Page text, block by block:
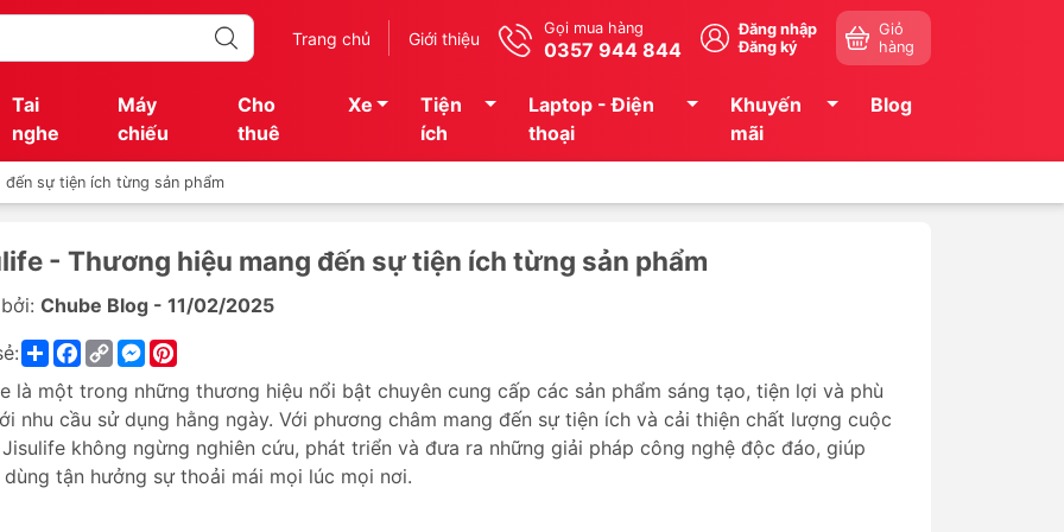
Trang chủ Giới thiệu Gọi mua hàng
0357 944 844
Đăng nhập
Đăng ký
Giỏ
hàng
Tai
nghe
Máy
chiếu
Cho
thuê
Xe
Tiện
ích
Laptop - Điện
thoại
Khuyến
mãi
Blog
sự tiện ích từng sản phẩm
- Thương hiệu mang đến sự tiện ích từng sản phẩm
Chube Blog - 11/02/2025
ShareFacebook
Copy
Link
Messenger
là một trong những thương hiệu nổi bật chuyên cung cấp các sản phẩm sáng tạo, tiện lợi và phù
nhu cầu sử dụng hằng ngày. Với phương châm mang đến sự tiện ích và cải thiện chất lượng cuộc
không ngừng nghiên cứu, phát triển và đưa ra những giải pháp công nghệ độc đáo, giúp
tận hưởng sự thoải mái mọi lúc mọi nơi.